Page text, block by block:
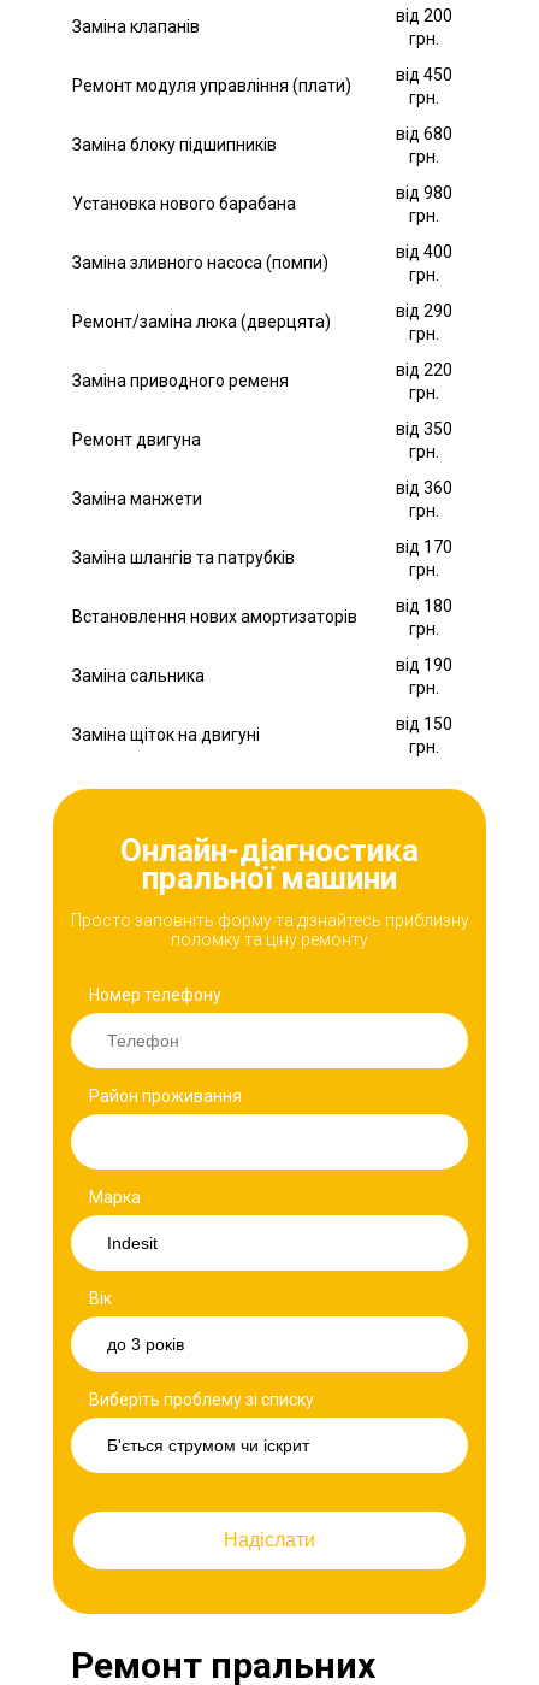
Заміна клапанів
від 200
грн.
Ремонт модуля управління (плати)
від 450
грн.
Заміна блоку підшипників
від 680
грн.
Установка нового барабана
від 980
грн.
Заміна зливного насоса (помпи)
від 400
грн.
Ремонт/заміна люка (дверцята)
від 290
грн.
Заміна приводного ременя
від 220
грн.
Ремонт двигуна
від 350
грн.
Заміна манжети
від 360
грн.
Заміна шлангів та патрубків
від 170
грн.
Встановлення нових амортизаторів
від 180
грн.
Заміна сальника
від 190
грн.
Заміна щіток на двигуні
від 150
грн.
Онлайн-діагностика
пральної машини
Просто заповніть форму та дізнайтесь приблизну
поломку та ціну ремонту
Номер телефону
Район проживання
Марка
Вік
Виберіть проблему зі списку
Надіслати
Ремонт пральних